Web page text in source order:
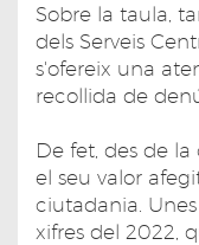
Sobre la taula,
dels Serveis
s'ofereix una
recollida de
De fet, des de
el seu valor
ciutadania.
xifres del 2022,